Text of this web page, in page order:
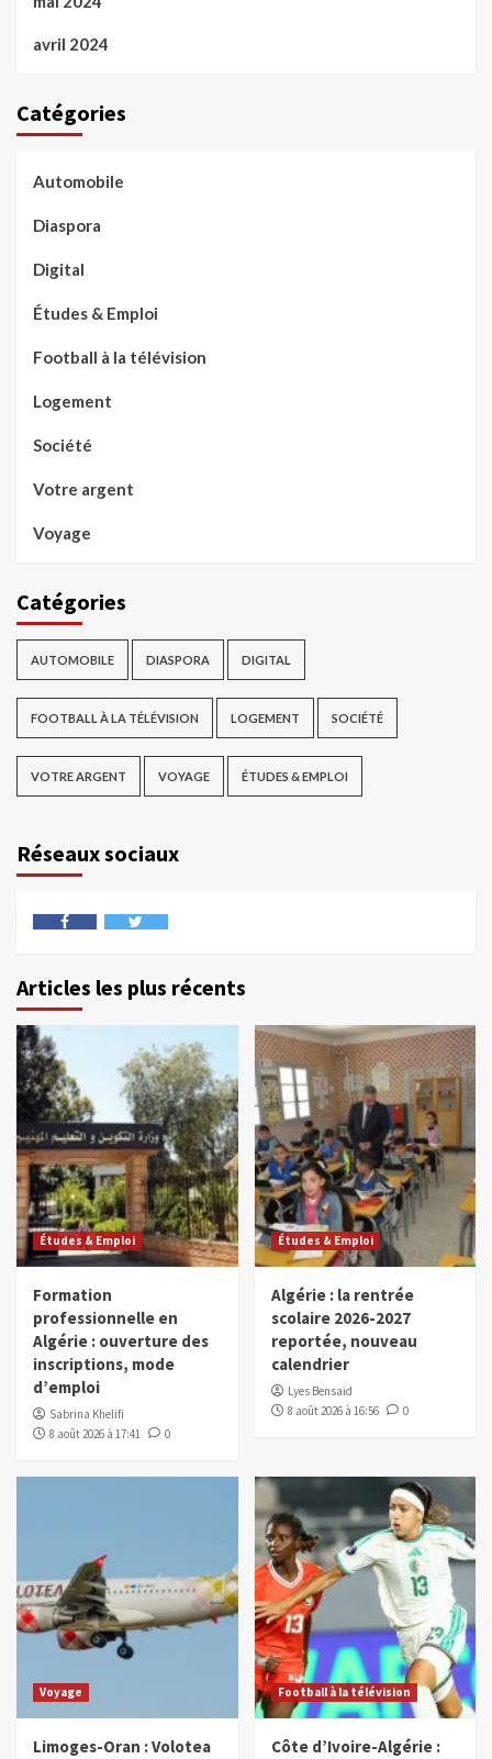
avril 2024
Catégories
Automobile
Diaspora
Digital
Études & Emploi
Football à la télévision
Logement
Société
Votre argent
Voyage
Catégories
AUTOMOBILE DIASPORA DIGITAL
FOOTBALL À LA TÉLÉVISION LOGEMENT SOCIÉTÉ
VOTRE ARGENT VOYAGE ÉTUDES & EMPLOI
Réseaux sociaux
Articles les plus récents
Études & Emploi
Formation
professionnelle en
Algérie : ouverture des
inscriptions, mode
d’emploi
Sabrina Khelifi
8 août 2026 à 17:41
0
Études & Emploi
Algérie : la rentrée
scolaire 2026-2027
reportée, nouveau
calendrier
Lyes Bensaïd
8 août 2026 à 16:56
0
Voyage
Limoges-Oran : Volotea
Football à la télévision
Côte d’Ivoire-Algérie :